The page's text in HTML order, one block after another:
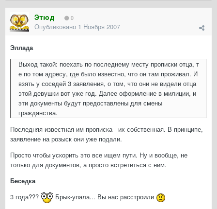
Этюд 0
Опубликовано 1 Ноября 2007
Эллада
Выход такой: поехать по последнему месту прописки отца, т
е по том адресу, где было известно, что он там проживал. И
взять у соседей 3 заявления, о том, что они не видели отца
этой девушки вот уже год. Далее оформление в милиции, и
эти документы будут предоставлены для смены
гражданства.
Последняя известная им прописка - их собственная. В принципе,
заявление на розыск они уже подали.
Просто чтобы ускорить это все ищем пути. Ну и вообще, не
только для документов, а просто встретиться с ним.
Беседка
3 года???
Брык-упала... Вы нас расстроили